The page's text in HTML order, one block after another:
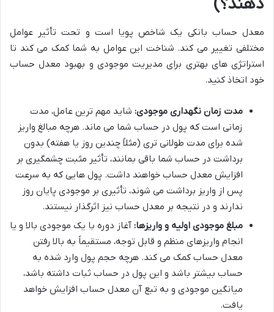
دهند؟)
معدل حساب بانکی یک شاخص پویا است و تحت تأثیر عوامل
مختلفی تغییر می کند. شناخت این عوامل به شما کمک می کند تا
استراتژی های بهتری برای مدیریت موجودی و بهبود معدل حساب
خود اتخاذ کنید.
مدت زمان نگهداری موجودی: شاید مهم ترین عامل، مدت
زمانی است که پول در حساب شما می ماند. هرچه مبالغ واریز
شده برای مدت طولانی تری (مثلاً چندین روز یا هفته) بدون
برداشت در حساب شما باقی بمانند، تأثیر مثبت چشمگیری بر
افزایش معدل حساب خواهند داشت. پول هایی که به سرعت
پس از واریز برداشت می شوند، تأثیری بر موجودی پایان روز
ندارند و در نتیجه بر معدل حساب نیز اثرگذار نیستند.
مبلغ موجودی اولیه و واریزها: آغاز دوره با یک موجودی بالا و یا
انجام واریزهای منظم و قابل توجه، مستقیماً به بالا رفتن
معدل حساب کمک می کند. هرچه حجم پول وارد شده به
حساب بیشتر باشد و این پول در حساب ثبات داشته باشد،
میانگین موجودی و به تبع آن معدل حساب افزایش خواهد
یافت.